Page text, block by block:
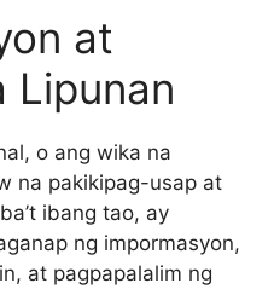
at
Lipunan
o ang wika na
na pakikipag-usap at
ibang tao, ay
ng impormasyon,
at pagpapalalim ng